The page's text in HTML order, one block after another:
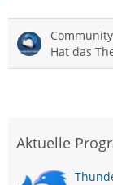
Hat das
Aktuelle